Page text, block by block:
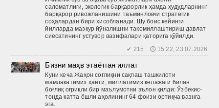
саломатлиги, экологик барқарорлик ҳамда ҳудудларнинг
барқарор ривожланишини таъминловчи стратегик
соҳалардан бири ҳисобланади. Шу боис кейинги
йилларда мазкур йўналишни такомиллаштириш давлат
сиёсатининг устувор вазифалари қаторига қўйилди.
✔ 215 🕔 15:22, 23.07.2026
Бизни маҳв этаётган иллат
Куни кеча Жаҳон соғлиқни сақлаш ташкилоти
мамлакатимиз ҳаёти, миллатимиз келажаги билан
боғлиқ оғриқли бир маълумотни эълон қилди: Ўзбекис­
тонда катта ёшли аҳолининг 64 фоизи ортиқча вазнга
эга.